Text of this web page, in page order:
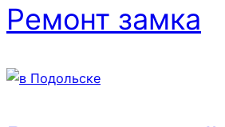
Ремонт замка